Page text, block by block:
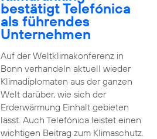
bestätigt Telefónica
als führendes
Unternehmen
Auf der Weltklimakonferenz in
Bonn verhandeln aktuell wieder
Klimadiplomaten aus der ganzen
Welt darüber, wie sich der
Erderwärmung Einhalt gebieten
lässt. Auch Telefónica leistet einen
wichtigen Beitrag zum Klimaschutz.